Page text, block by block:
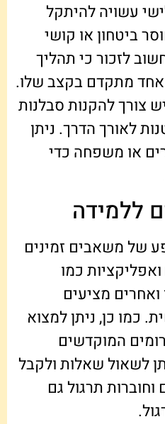
עשויה להיתקל
ביטחון או קושי
לזכור כי תהליך
אחד מתקדם בקצב שלו.
צורך להקנות סבלנות
לאורך הדרך. ניתן
או משפחה כדי
ללמידה
של משאבים זמינים
כמו
ואחרים מציעים
כמו כן, ניתן למצוא
המוקדשים
לשאול שאלות ולקבל
תרגול גם